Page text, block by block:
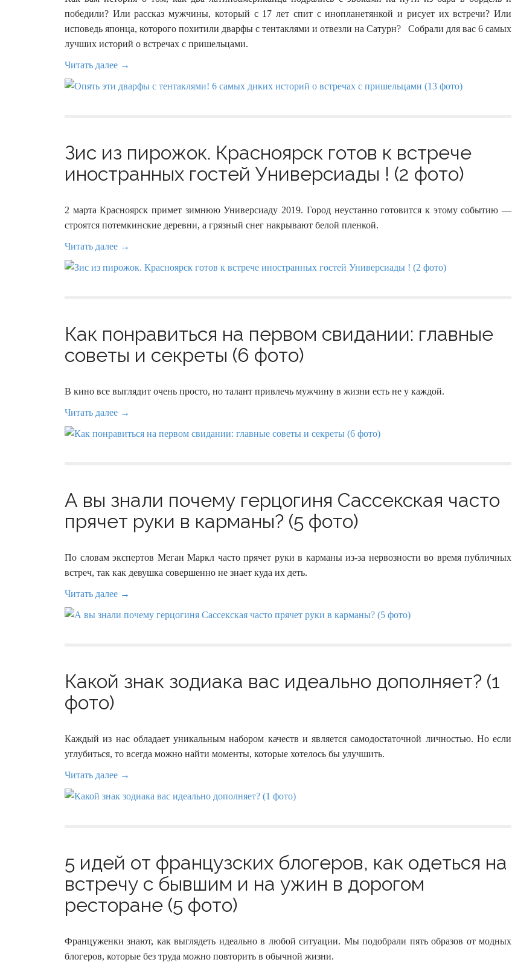
победили? Или рассказ мужчины, который с 17 лет спит с инопланетянкой и рисует их встречи? Или
исповедь японца, которого похитили дварфы с тентаклями и отвезли на Сатурн? Собрали для вас 6 самых
лучших историй о встречах с пришельцами.
Читать далее →
Зис из пирожок. Красноярск готов к встрече
иностранных гостей Универсиады ! (2 фото)
2 марта Красноярск примет зимнюю Универсиаду 2019. Город неустанно готовится к этому событию —
строятся потемкинские деревни, а грязный снег накрывают белой пленкой.
Читать далее →
Как понравиться на первом свидании: главные
советы и секреты (6 фото)
В кино все выглядит очень просто, но талант привлечь мужчину в жизни есть не у каждой.
Читать далее →
А вы знали почему герцогиня Сассекская часто
прячет руки в карманы? (5 фото)
По словам экспертов Меган Маркл часто прячет руки в карманы из-за нервозности во время публичных
встреч, так как девушка совершенно не знает куда их деть.
Читать далее →
Какой знак зодиака вас идеально дополняет? (1
фото)
Каждый из нас обладает уникальным набором качеств и является самодостаточной личностью. Но если
углубиться, то всегда можно найти моменты, которые хотелось бы улучшить.
Читать далее →
5 идей от французских блогеров, как одеться на
встречу с бывшим и на ужин в дорогом
ресторане (5 фото)
Француженки знают, как выглядеть идеально в любой ситуации. Мы подобрали пять образов от модных
блогеров, которые без труда можно повторить в обычной жизни.